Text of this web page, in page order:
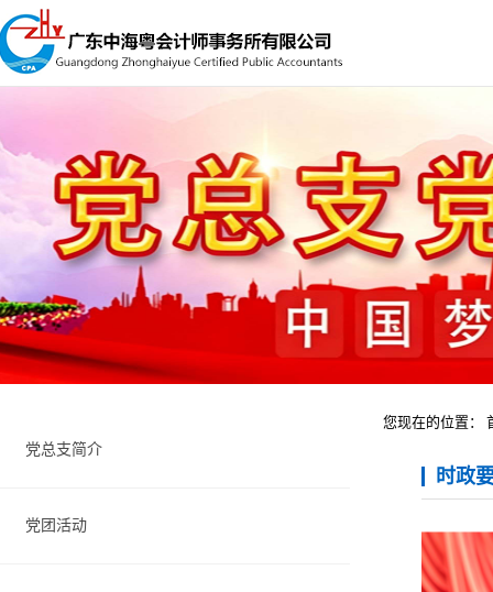
党总支简介
党团活动
您现在的位置：
时政